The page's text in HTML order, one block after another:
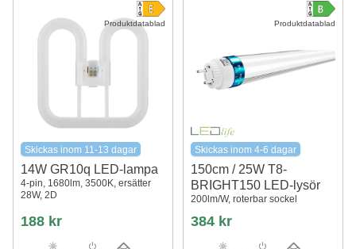
Produktdatablad
Skickas inom 11-13 dagar
14W GR10q LED-lampa
4-pin, 1680lm, 3500K, ersätter
28W, 2D
188 kr
Produktdatablad
Skickas inom 4-6 dagar
150cm / 25W T8-
BRIGHT150 LED-lysör
200lm/W, roterbar sockel
384 kr